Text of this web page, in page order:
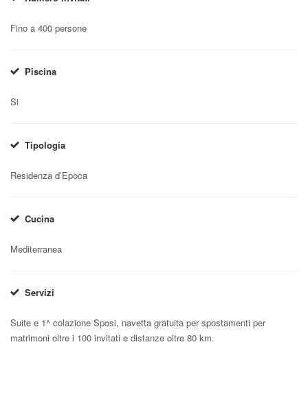
Fino a 400 persone
Piscina
Si
Tipologia
Residenza d’Epoca
Cucina
Mediterranea
Servizi
Suite e 1^ colazione Sposi, navetta gratuita per spostamenti per
matrimoni oltre i 100 invitati e distanze oltre 80 km.